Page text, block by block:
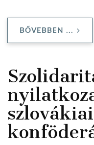
BŐVEBBEN ...
szlovákiai